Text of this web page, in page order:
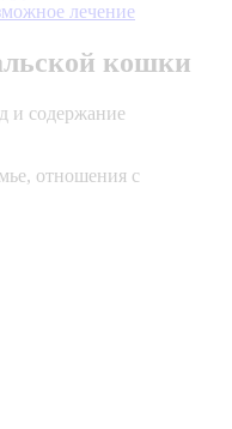
лечение
кошки
и содержание
отношения с